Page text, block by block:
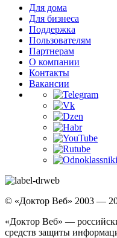
Для дома
Для бизнеса
Поддержка
Пользователям
Партнерам
О компании
Контакты
Вакансии
© «Доктор Веб» 2003 —
«Доктор Веб» —
средств защиты